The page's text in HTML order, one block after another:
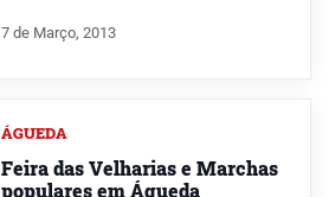
7 de Março, 2013
ÁGUEDA
Feira das Velharias e Marchas
populares em Águeda